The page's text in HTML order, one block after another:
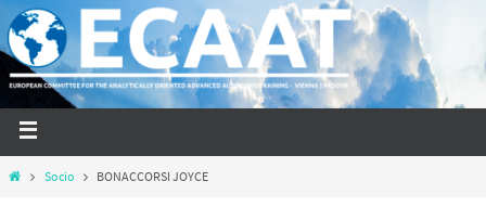
Socio BONACCORSI JOYCE